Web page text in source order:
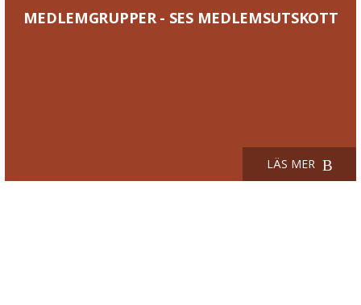
MEDLEMGRUPPER - SES MEDLEMSUTSKOTT
LÄS MER